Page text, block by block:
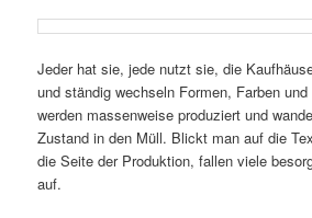
Jeder hat sie, jede nutzt sie, die
und ständig wechseln Formen, Farben
werden massenweise produziert und
Zustand in den Müll. Blickt man auf die
die Seite der Produktion, fallen viele
auf.